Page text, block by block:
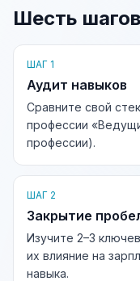
Шесть
ШАГ 1
Аудит навыков
Сравните свой
профессии
профессии).
ШАГ 2
Закрытие
Изучите 2–3
их влияние на
навыка.